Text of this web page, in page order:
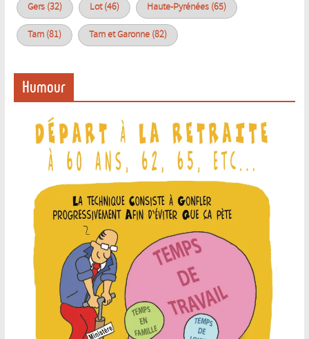
Gers (32) Lot (46) Haute-Pyrénées (65)
Tarn (81) Tarn et Garonne (82)
Humour